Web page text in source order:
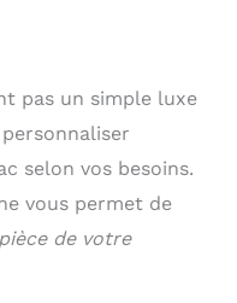
pas un simple luxe
selon vos besoins.
vous permet de
de votre